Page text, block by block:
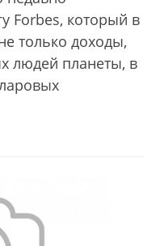
Forbes, который в
только доходы,
людей планеты, в